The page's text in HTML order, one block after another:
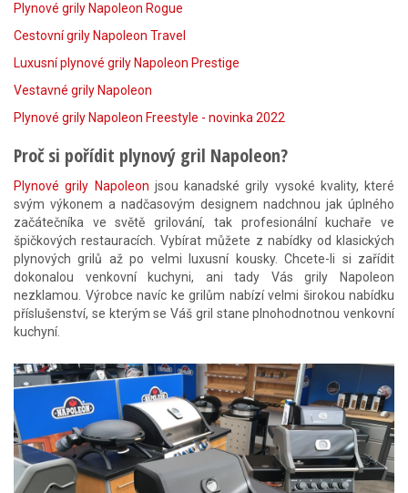
Plynové grily Napoleon Rogue
Cestovní grily Napoleon Travel
Luxusní plynové grily Napoleon Prestige
Vestavné grily Napoleon
Plynové grily Napoleon Freestyle - novinka 2022
Proč si pořídit plynový gril Napoleon?
Plynové grily Napoleon jsou kanadské grily vysoké kvality, které
svým výkonem a nadčasovým designem nadchnou jak úplného
začátečníka ve světě grilování, tak profesionální kuchaře ve
špičkových restauracích. Vybírat můžete z nabídky od klasických
plynových grilů až po velmi luxusní kousky. Chcete-li si zařídit
dokonalou venkovní kuchyni, ani tady Vás grily Napoleon
nezklamou. Výrobce navíc ke grilům nabízí velmi širokou nabídku
příslušenství, se kterým se Váš gril stane plnohodnotnou venkovní
kuchyní.